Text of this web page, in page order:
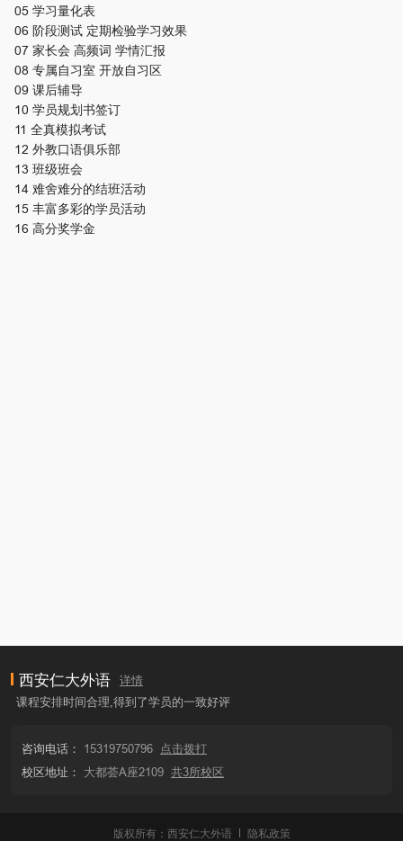
05 学习量化表
06 阶段测试 定期检验学习效果
07 家长会 高频词 学情汇报
08 专属自习室 开放自习区
09 课后辅导
10 学员规划书签订
11 全真模拟考试
12 外教口语俱乐部
13 班级班会
14 难舍难分的结班活动
15 丰富多彩的学员活动
16 高分奖学金
西安仁大外语
详情
课程安排时间合理,得到了学员的一致好评
咨询电话： 15319750796
点击拨打
校区地址：
大都荟A座2109 共3所校区
版权所有：西安仁大外语
隐私政策